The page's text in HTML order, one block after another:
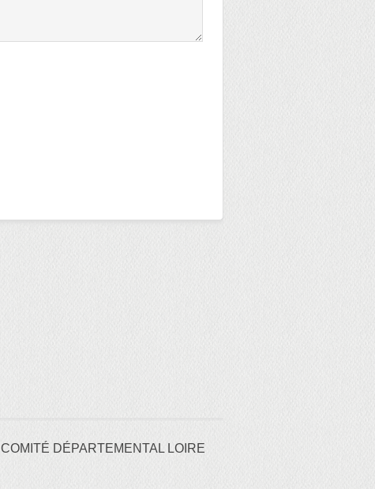
COMITÉ DÉPARTEMENTAL LOIRE